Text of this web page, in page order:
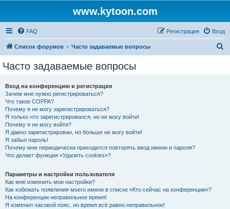
www.kytoon.com
FAQ Вход
Регистрация
Список форумов Часто задаваемые вопросы
Часто задаваемые вопросы
Вход на конференцию и регистрация
Зачем мне нужно регистрироваться?
Что такое COPPA?
Почему я не могу зарегистрироваться?
Я только что зарегистрировался, но не могу войти!
Почему я не могу войти?
Я давно зарегистрирован, но больше не могу войти!
Я забыл пароль!
Почему мне периодически приходится повторять ввод имени и пароля?
Что делает функция «Удалить cookies»?
Параметры и настройки пользователя
Как мне изменить мои настройки?
Как избежать появления моего имени в списке «Кто сейчас на конференции»?
На конференции неправильное время!
Я изменил часовой пояс, но время всё равно неправильное!